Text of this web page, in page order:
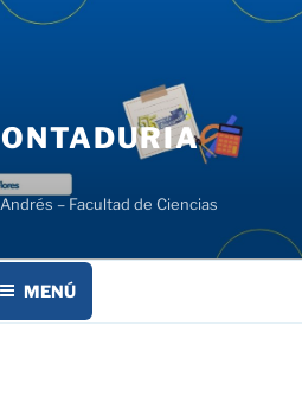
– Facultad de Ciencias
MENÚ